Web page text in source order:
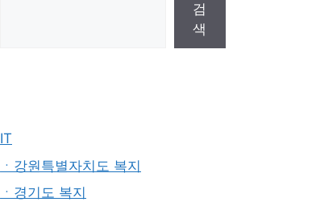
검
색
IT
ㆍ강원특별자치도 복지
ㆍ경기도 복지